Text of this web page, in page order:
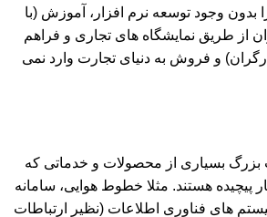
را بدون وجود توسعه نرم افزار، آموزش (با
از طریق نمایشگاه های تجاری و فراهم
و فروش به دنیای تجارت وارد نمی
بسیاری از محصولات و خدماتی که
پیچیده هستند. مثلا خطوط هوایی، سامانه
های فناوری اطلاعات (نظیر ارتباطات